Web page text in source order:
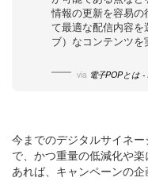
情報の更新を容易の
て最適な配信内容を
ブ）なコンテンツを
via 電子POPとは
今までのデジタルサイネ
で、かつ重量の低減化や
あれば、キャンペーンの企